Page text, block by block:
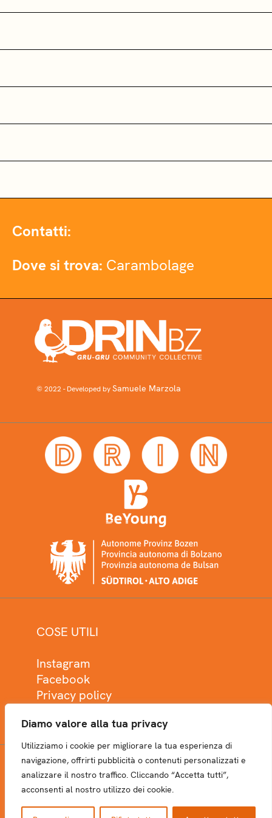
Diamo valore alla tua privacy
Utilizziamo i cookie per migliorare la tua esperienza di
navigazione, offrirti pubblicità o contenuti personalizzati e
analizzare il nostro traffico. Cliccando “Accetta tutti”,
acconsenti al nostro utilizzo dei cookie.
Contatti:
Dove si trova: Carambolage
© 2022 - Developed bySamuele Marzola
COSE UTILI
Instagram
Facebook
Privacy policy
NEWSLETTER